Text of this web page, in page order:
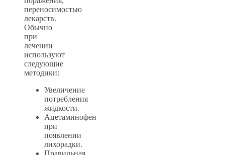
переносимостью
лекарств.
Обычно
при
лечении
используют
следующие
методики:
Увеличение
потребления
жидкости.
Ацетаминофен
при
появлении
лихорадки.